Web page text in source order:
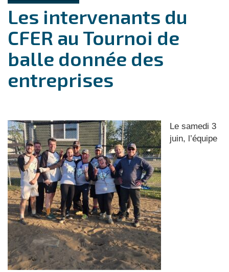
Les intervenants du
CFER au Tournoi de
balle donnée des
entreprises
Le samedi 3
juin, l’équipe